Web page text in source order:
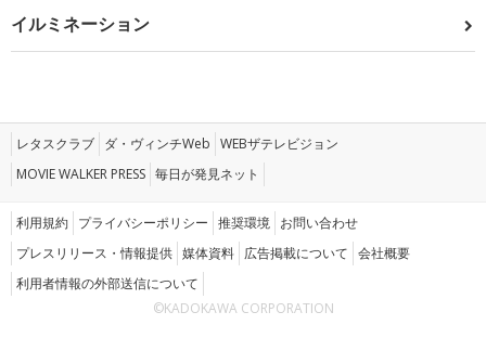
イルミネーション
レタスクラブ ダ・ヴィンチWeb WEBザテレビジョン
MOVIE WALKER PRESS 毎日が発見ネット
利用規約 プライバシーポリシー 推奨環境 お問い合わせ
プレスリリース・情報提供 媒体資料 広告掲載について 会社概要
利用者情報の外部送信について
©KADOKAWA CORPORATION